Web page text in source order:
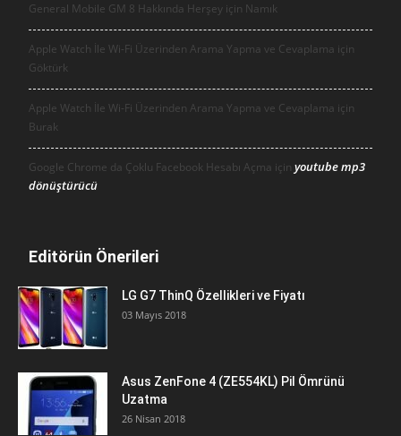
General Mobile GM 8 Hakkında Herşey için Namık
Apple Watch İle Wi-Fi Üzerinden Arama Yapma ve Cevaplama için
Göktürk
Apple Watch İle Wi-Fi Üzerinden Arama Yapma ve Cevaplama için
Burak
Google Chrome da Çoklu Facebook Hesabı Açma için youtube mp3
dönüştürücü
Editörün Önerileri
LG G7 ThinQ Özellikleri ve Fiyatı
03 Mayıs 2018
Asus ZenFone 4 (ZE554KL) Pil Ömrünü
Uzatma
26 Nisan 2018